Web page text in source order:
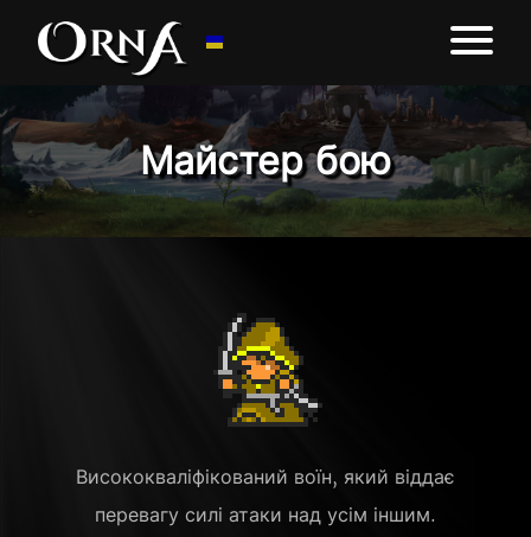
Майстер бою
Висококваліфікований воїн, який віддає
перевагу силі атаки над усім іншим.